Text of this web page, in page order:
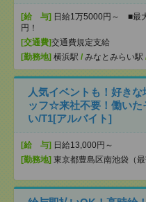
[給 与] 日給1万5000円～ ■最
円！
[交通費]交通費規定支給
[勤務地] 横浜駅 / みなとみらい駅
人気イベントも！好き
ッフ☆来社不要！働いた
い/T1[アルバイト]
[給 与] 日給13,000円～
[勤務地] 東京都豊島区南池袋（最